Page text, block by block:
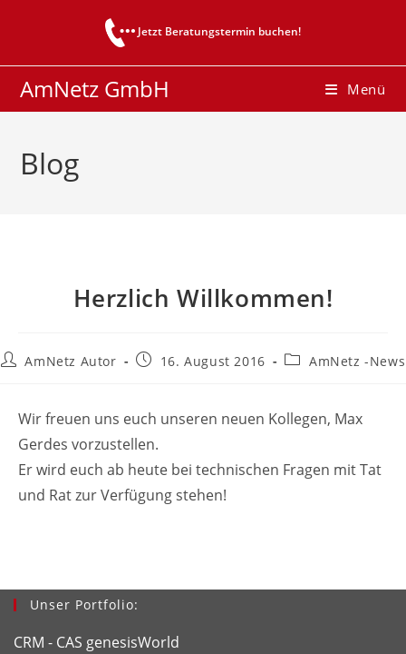
Jetzt Beratungstermin buchen!
AmNetz GmbH Menü
Blog
Herzlich Willkommen!
Beitrags-
AmNetz Autor
Beitrag16. August 2016
Beitrags-
AmNetz -News
Wir freuen uns euch unseren neuen Kollegen, Max
Gerdes vorzustellen.
Er wird euch ab heute bei technischen Fragen mit Tat
und Rat zur Verfügung stehen!
Unser Portfolio:
CRM - CAS genesisWorld